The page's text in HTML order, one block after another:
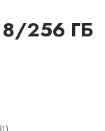
8/256 ГБ